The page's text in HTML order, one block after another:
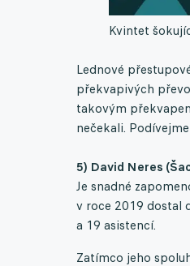
Kvintet
Lednové
překvapivých
takovým
nečekali.
5) David Neres
Je snadné
v roce 2019 dostal
a 19 asistencí.
Zatímco jeho